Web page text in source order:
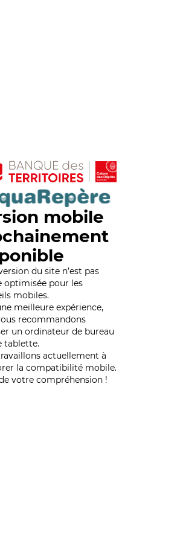
mobile
du site n’est pas
optimisée pour les
mobiles.
meilleure expérience,
recommandons
un ordinateur de bureau
tablette.
actuellement à
la compatibilité mobile.
votre compréhension !